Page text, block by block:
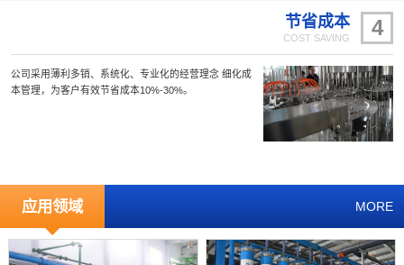
4
节省成本
COST SAVING
公司采用薄利多销、系统化、专业化的经营理念 细化成
本管理，为客户有效节省成本10%-30%。
应用领域 MORE